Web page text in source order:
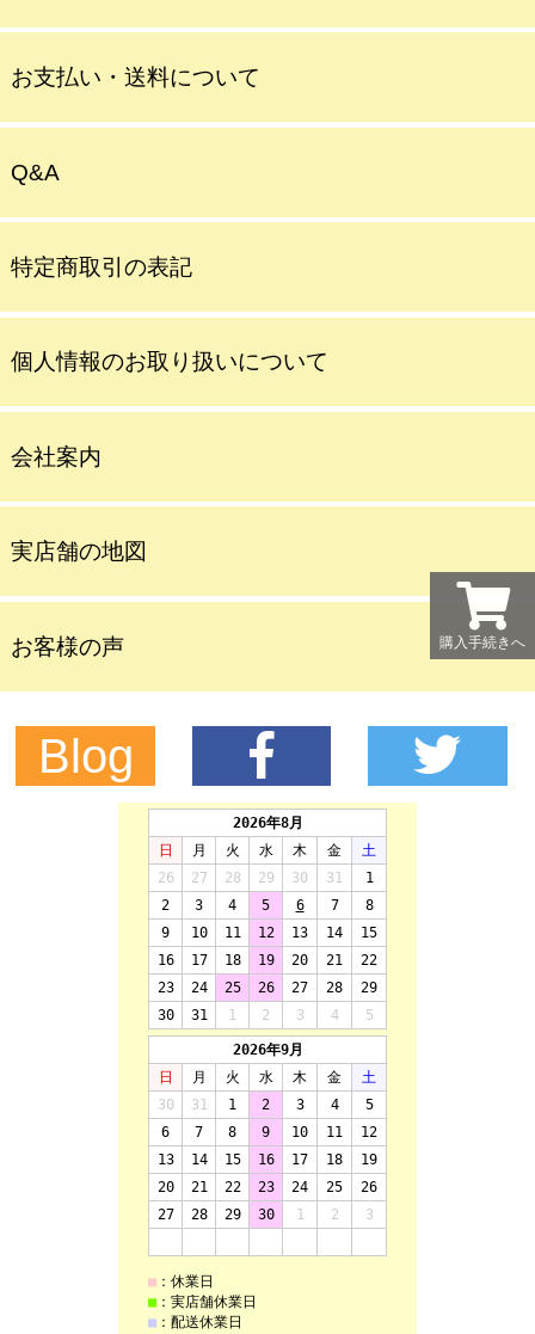
お支払い・送料について
Q&A
特定商取引の表記
個人情報のお取り扱いについて
会社案内
実店舗の地図
お客様の声
Blog
購入手続きへ